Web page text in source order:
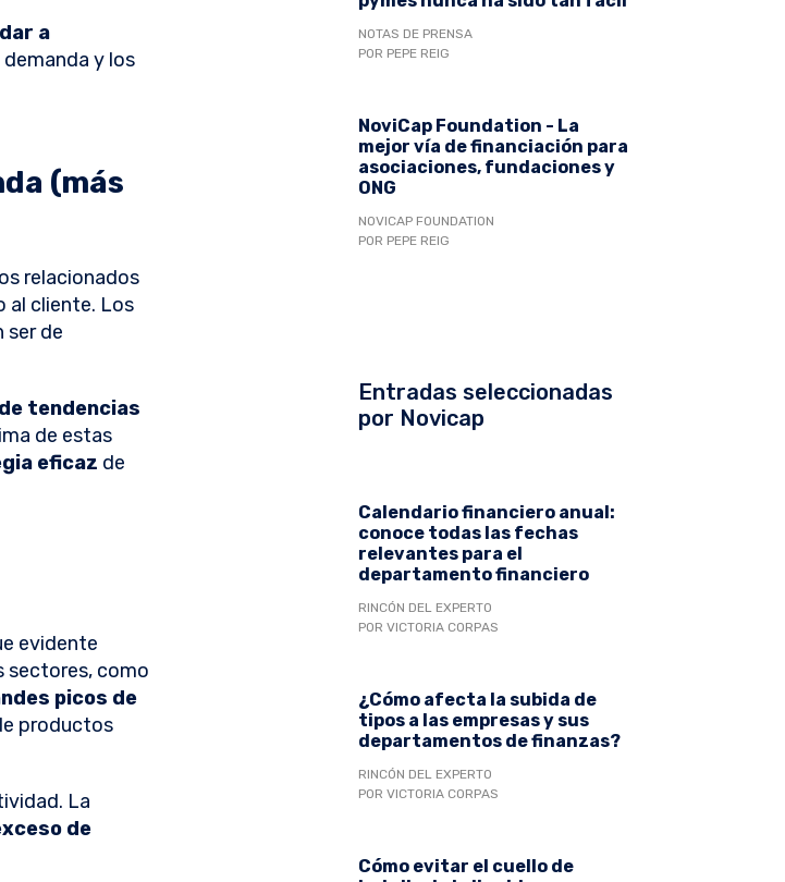
a
y los
(más
relacionados
al cliente. Los
ser de
tendencias
de estas
eficaz de
evidente
sectores, como
picos de
productos
La
de
NOTAS DE PRENSA
POR PEPE REIG
NoviCap Foundation - La
mejor vía de financiación para
asociaciones, fundaciones y
ONG
NOVICAP FOUNDATION
POR PEPE REIG
Entradas seleccionadas
por Novicap
Calendario financiero anual:
conoce todas las fechas
relevantes para el
departamento financiero
RINCÓN DEL EXPERTO
POR VICTORIA CORPAS
¿Cómo afecta la subida de
tipos a las empresas y sus
departamentos de finanzas?
RINCÓN DEL EXPERTO
POR VICTORIA CORPAS
Cómo evitar el cuello de